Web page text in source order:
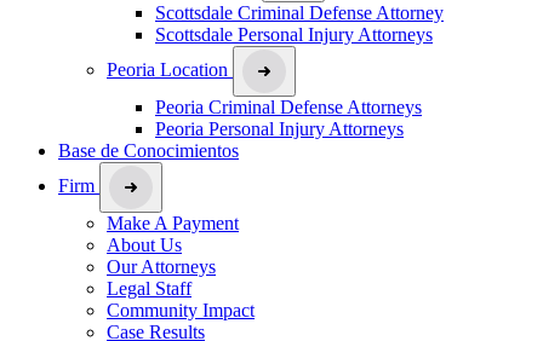
Scottsdale Criminal Defense Attorney
Scottsdale Personal Injury Attorneys
Peoria Location
Peoria Criminal Defense Attorneys
Peoria Personal Injury Attorneys
Base de Conocimientos
Firm
Make A Payment
About Us
Our Attorneys
Legal Staff
Community Impact
Case Results